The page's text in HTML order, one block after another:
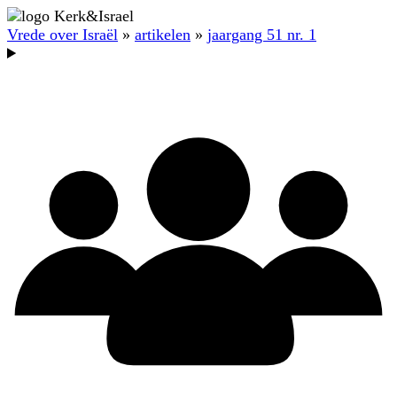
Vrede over Israël » artikelen » jaargang 51 nr. 1